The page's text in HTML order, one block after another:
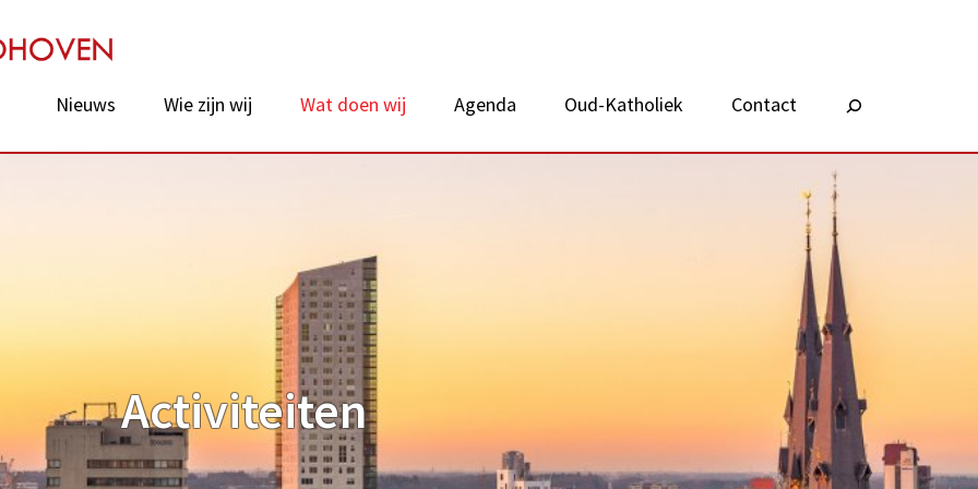
van Eindhoven
Nieuws Wie zijn wij Wat doen wij Agenda Oud-Katholiek Contact Zoeken
Activiteiten